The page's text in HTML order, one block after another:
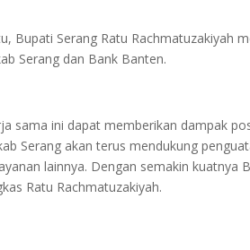
Bupati Serang Ratu Rachmatuzakiyah
Serang dan Bank Banten.
sama ini dapat memberikan dampak
Serang akan terus mendukung
lainnya. Dengan semakin
Ratu Rachmatuzakiyah.